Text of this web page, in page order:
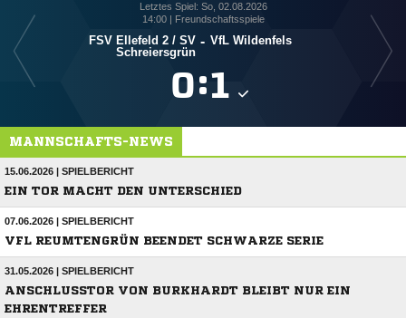
Letztes Spiel: So, 02.08.2026
14:00 | Freundschaftsspiele
FSV Ellefeld 2 /​ SV
Schreiersgrün
- VfL Wildenfels
:
MANNSCHAFTS-NEWS
15.06.2026 | SPIELBERICHT
EIN TOR MACHT DEN UNTERSCHIED
07.06.2026 | SPIELBERICHT
VFL REUMTENGRÜN BEENDET SCHWARZE SERIE
31.05.2026 | SPIELBERICHT
ANSCHLUSSTOR VON BURKHARDT BLEIBT NUR EIN
EHRENTREFFER